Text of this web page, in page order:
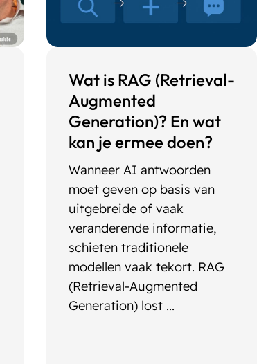
Wat is RAG (Retrieval-
Augmented
Generation)? En wat
kan je ermee doen?
Wanneer AI antwoorden
moet geven op basis van
uitgebreide of vaak
veranderende informatie,
schieten traditionele
modellen vaak tekort. RAG
(Retrieval-Augmented
Generation) lost ...